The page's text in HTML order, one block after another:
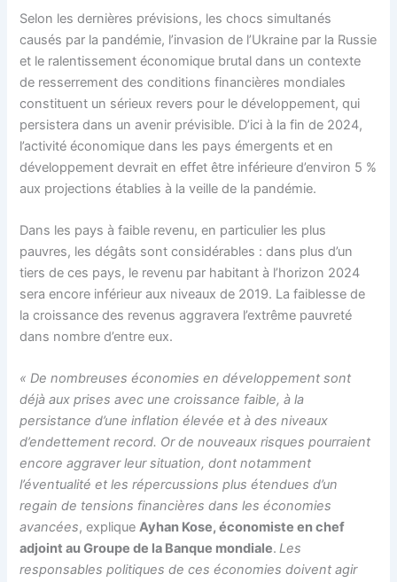
Selon les dernières prévisions, les chocs simultanés
causés par la pandémie, l’invasion de l’Ukraine par la Russie
et le ralentissement économique brutal dans un contexte
de resserrement des conditions financières mondiales
constituent un sérieux revers pour le développement, qui
persistera dans un avenir prévisible. D’ici à la fin de 2024,
l’activité économique dans les pays émergents et en
développement devrait en effet être inférieure d’environ 5 %
aux projections établies à la veille de la pandémie.
Dans les pays à faible revenu, en particulier les plus
pauvres, les dégâts sont considérables : dans plus d’un
tiers de ces pays, le revenu par habitant à l’horizon 2024
sera encore inférieur aux niveaux de 2019. La faiblesse de
la croissance des revenus aggravera l’extrême pauvreté
dans nombre d’entre eux.
« De nombreuses économies en développement sont
déjà aux prises avec une croissance faible, à la
persistance d’une inflation élevée et à des niveaux
d’endettement record. Or de nouveaux risques pourraient
encore aggraver leur situation, dont notamment
l’éventualité et les répercussions plus étendues d’un
regain de tensions financières dans les économies
avancées, expliqueAyhan Kose, économiste en chef
adjoint au Groupe de la Banque mondiale. Les
responsables politiques de ces économies doivent agir